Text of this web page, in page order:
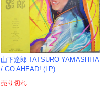
山下達郎 TATSURO YAMASHITA
/ GO AHEAD! (LP)
売り切れ